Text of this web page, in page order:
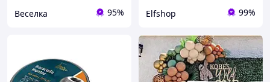
Веселка 95% Elfshop 99%